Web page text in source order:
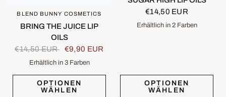
SCHNELLANSICHT
BLEND BUNNY COSMETICS
BRING THE JUICE LIP
OILS
€14,50 EUR
€9,90 EUR
RipeJuicySqueeze
Erhältlich in 3 Farben
OPTIONEN
WÄHLEN
€14,50 EUR
Erhältlich in 2 Farben
OPTIONEN
WÄHLEN